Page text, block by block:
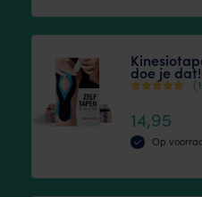
on
product
page
multiple
variants.
The
options
doe je
4.84
uit 5
14,95
Op